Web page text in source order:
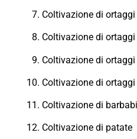
Coltivazione di
Coltivazione di
Coltivazione di
Coltivazione di
Coltivazione di
Coltivazione di patate